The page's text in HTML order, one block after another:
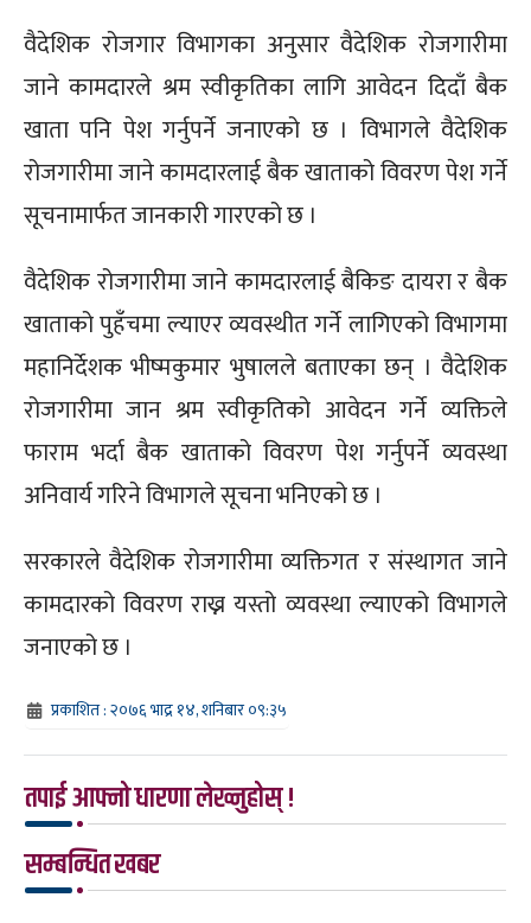
वैदेशिक रोजगार विभागका अनुसार वैदेशिक रोजगारीमा
जाने कामदारले श्रम स्वीकृतिका लागि आवेदन दिदाँ बैक
खाता पनि पेश गर्नुपर्ने जनाएको छ । विभागले वैदेशिक
रोजगारीमा जाने कामदारलाई बैक खाताको विवरण पेश गर्ने
सूचनामार्फत जानकारी गारएको छ ।
वैदेशिक रोजगारीमा जाने कामदारलाई बैकिङ दायरा र बैक
खाताको पुहँचमा ल्याएर व्यवस्थीत गर्ने लागिएको विभागमा
महानिर्देशक भीष्मकुमार भुषालले बताएका छन् । वैदेशिक
रोजगारीमा जान श्रम स्वीकृतिको आवेदन गर्ने व्यक्तिले
फाराम भर्दा बैक खाताको विवरण पेश गर्नुपर्ने व्यवस्था
अनिवार्य गरिने विभागले सूचना भनिएको छ ।
सरकारले वैदेशिक रोजगारीमा व्यक्तिगत र संस्थागत जाने
कामदारको विवरण राख्न यस्तो व्यवस्था ल्याएको विभागले
जनाएको छ ।
प्रकाशित : २०७६ भाद्र १४, शनिबार ०९:३५
तपाई आफ्नो धारणा लेख्नुहोस् !
सम्बन्धित खबर